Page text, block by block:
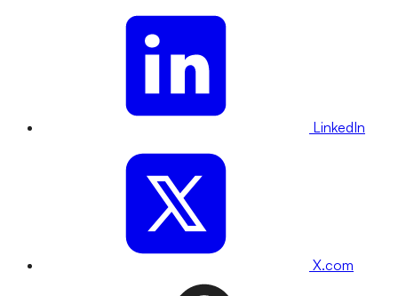
LinkedIn
X.com